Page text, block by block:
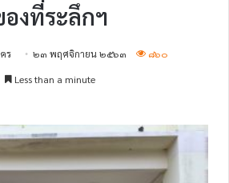
องที่ระลึกฯ
ร ๒๓ พฤศจิกายน ๒๕๖๓
๘๖๐
Less than a minute